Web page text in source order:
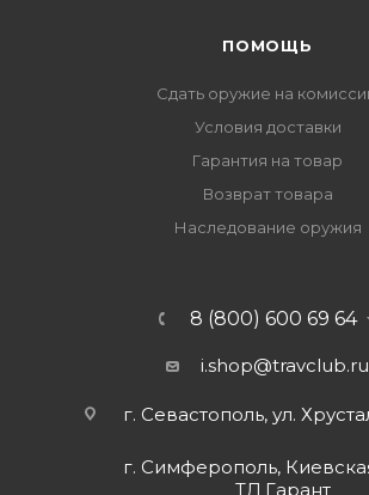
ПОМОЩЬ
Сдать оружие на
Условия доставки
Гарантия на товар
Возврат товара
Наследование оружия
8 (800) 600 69 64
i.shop@travclub.ru
г. Севастополь, ул.
г. Симферополь,
ТД Гарант